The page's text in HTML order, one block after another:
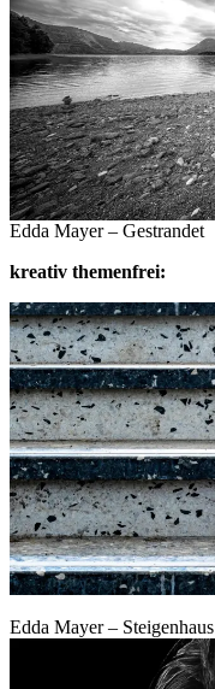
Edda Mayer – Gestrandet
kreativ themenfrei:
Edda Mayer – Steigenhaus